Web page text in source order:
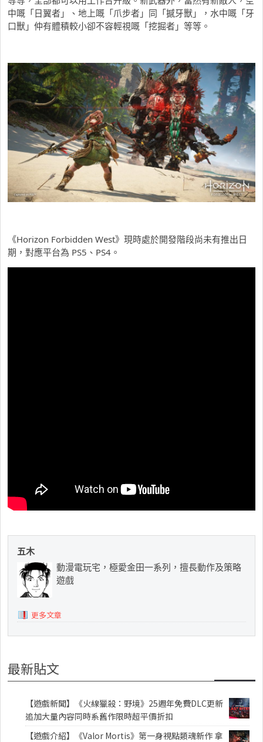
中嘅「日翼者」、地上嘅「爪步者」同「撼牙獸」，水中嘅「牙
口獸」仲有體積較小卻不容輕視嘅「挖掘者」等等。
《Horizon Forbidden West》現時處於開發階段尚未有推出日
期，對應平台為 PS5、PS4。
五木
動漫電玩宅，極愛金田一系列，擅長動作及策略
遊戲
更多文章
最新貼文
【遊戲新聞】《火線獵殺：野境》25週年免費DLC更新
追加大量內容同時系舊作限時超平價折扣
【遊戲介紹】《Valor Mortis》第一身視點類魂新作 拿